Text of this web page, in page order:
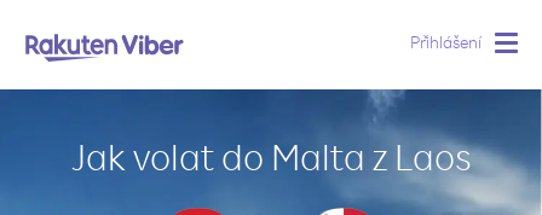
Přihlášení
Jak volat do Malta z Laos